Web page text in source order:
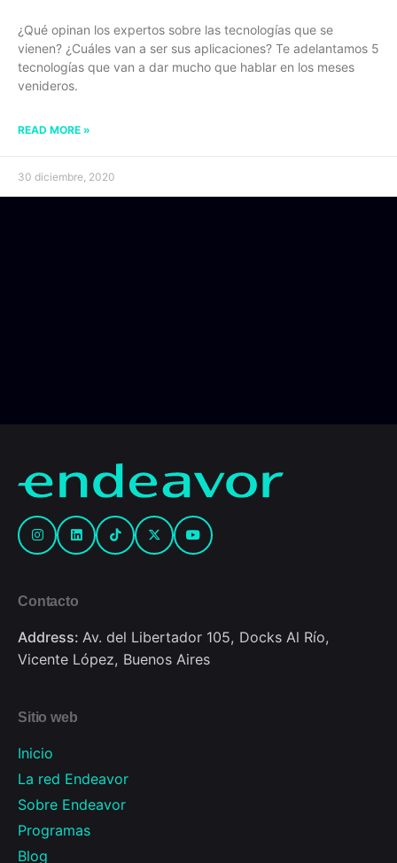
¿Qué opinan los expertos sobre las tecnologías que se
vienen? ¿Cuáles van a ser sus aplicaciones? Te adelantamos 5
tecnologías que van a dar mucho que hablar en los meses
venideros.
READ MORE »
30 diciembre, 2020
Contacto
Address: Av. del Libertador 105, Docks Al Río,
Vicente López, Buenos Aires
Sitio web
Inicio
La red Endeavor
Sobre Endeavor
Programas
Blog